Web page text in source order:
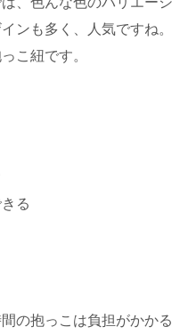
ンも多く、人気ですね。
こ紐です。
る
の抱っこは負担がかかる